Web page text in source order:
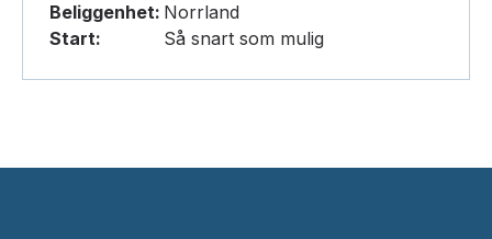
Beliggenhet: Norrland
Start:
Så snart som mulig